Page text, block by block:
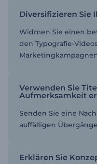
Diversifizieren Sie
Widmen Sie einen
den Typografie-
Verwenden Sie
Aufmerksamkeit
Senden Sie eine
auffälligen
Erklären Sie